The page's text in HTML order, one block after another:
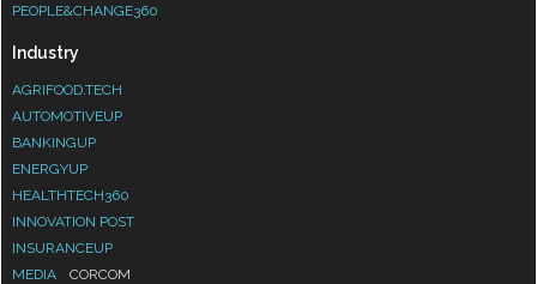
PEOPLE&CHANGE360
Industry
AGRIFOOD.TECH
AUTOMOTIVEUP
BANKINGUP
ENERGYUP
HEALTHTECH360
INNOVATION POST
INSURANCEUP
MEDIA
CORCOM